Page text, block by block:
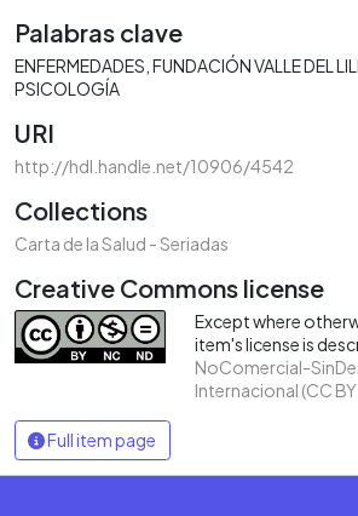
Palabras clave
ENFERMEDADES FUNDACIÓN VALLE DEL LILI
PSICOLOGÍA
URI
http://hdl.handle.net/10906/4542
Collections
Carta de la Salud - Seriadas
Creative Commons license
Except where
item's license is
NoComercial-
Internacional (CC
Full item page